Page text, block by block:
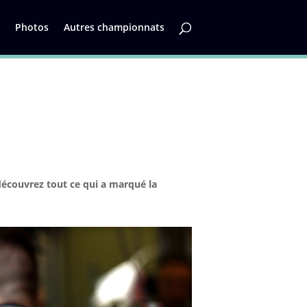
Photos Autres championnats
tout ce qui a marqué la